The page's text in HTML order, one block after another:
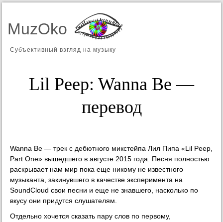
MuzOko
Субъективный взгляд на музыку
Lil Peep: Wanna Be —
перевод
Wanna Be — трек с дебютного микстейпа Лил Пипа «Lil Peep,
Part One» вышедшего в августе 2015 года. Песня полностью
раскрывает нам мир пока еще никому не известного
музыканта, закинувшего в качестве эксперимента на
SoundCloud свои песни и еще не знавшего, насколько по
вкусу они придутся слушателям.
Отдельно хочется сказать пару слов по первому,